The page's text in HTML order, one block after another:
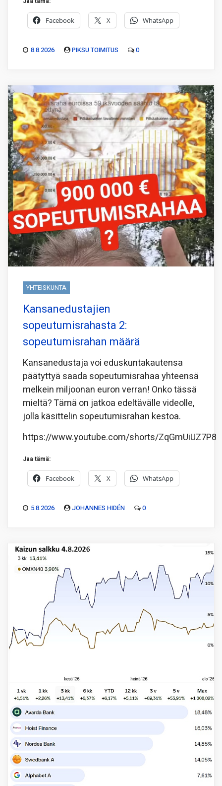
Facebook X WhatsApp
8.8.2026 PIKSU TOIMITUS 0
YHTEISKUNTA
Kansanedustajien
sopeutumisrahasta 2:
sopeutumisrahan määrä
Kansanedustaja voi eduskuntakautensa
päätyttyä saada sopeutumisrahaa yhteensä
melkein miljoonan euron verran! Onko tässä
mieltä? Tämä on jatkoa edeltävälle videolle,
jolla käsittelin sopeutumisrahan kestoa.
https://www.youtube.com/shorts/ZqGmUiUZ7P8
Jaa tämä:
Facebook X WhatsApp
5.8.2026 JOHANNES HIDÉN 0